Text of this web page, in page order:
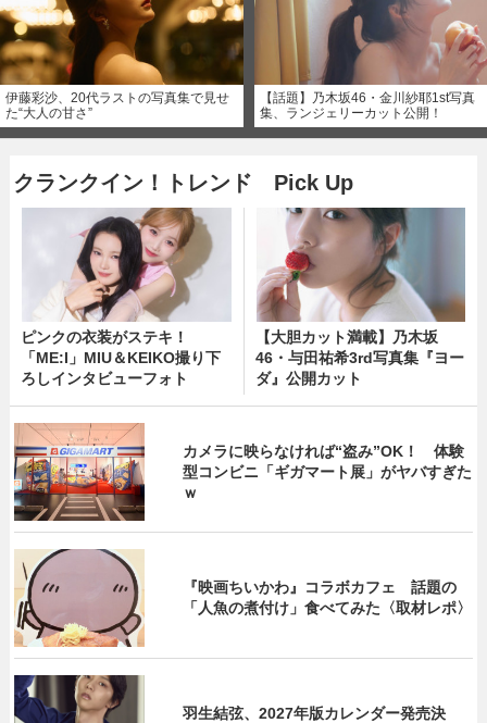
伊藤彩沙、20代ラストの写真集で見せ
た“大人の甘さ”
【話題】乃木坂46・金川紗耶1st写真
集、ランジェリーカット公開！
クランクイン！トレンド Pick Up
ピンクの衣装がステキ！
「ME:I」MIU＆KEIKO撮り下
ろしインタビューフォト
【大胆カット満載】乃木坂
46・与田祐希3rd写真集『ヨー
ダ』公開カット
カメラに映らなければ“盗み”OK！ 体験
型コンビニ「ギガマート展」がヤバすぎた
ｗ
『映画ちいかわ』コラボカフェ 話題の
「人魚の煮付け」食べてみた〈取材レポ〉
羽生結弦、2027年版カレンダー発売決